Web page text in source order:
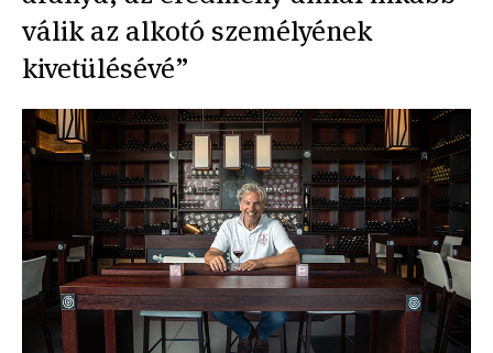
válik az alkotó személyének
kivetülésévé”